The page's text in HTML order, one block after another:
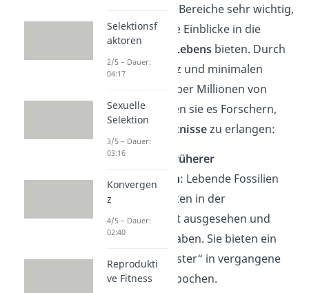
wissenschaftliche Bereiche sehr wichtig,
weil sie besondere Einblicke in die
Entwicklung des Lebens bieten. Durch
ihre lange Existenz und minimalen
Veränderungen über Millionen von
Jahren ermöglichen sie es Forschern,
wertvolle Erkenntnissezu erlangen:
Verständnis früherer
Lebensformen: Lebende Fossilien
zeigen, wie Arten in der
Vergangenheit ausgesehen und
funktioniert haben. Sie bieten ein
„lebendes Fenster“ in vergangene
geologische Epochen.
Selektionsf
aktoren
2/5 – Dauer:
04:17
Sexuelle
Selektion
3/5 – Dauer:
03:16
Konvergen
z
4/5 – Dauer:
02:40
Reprodukti
ve Fitness